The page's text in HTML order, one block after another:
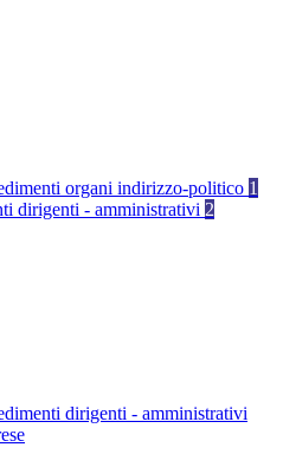
organi indirizzo-politico 1
dirigenti - amministrativi 2
dirigenti - amministrativi